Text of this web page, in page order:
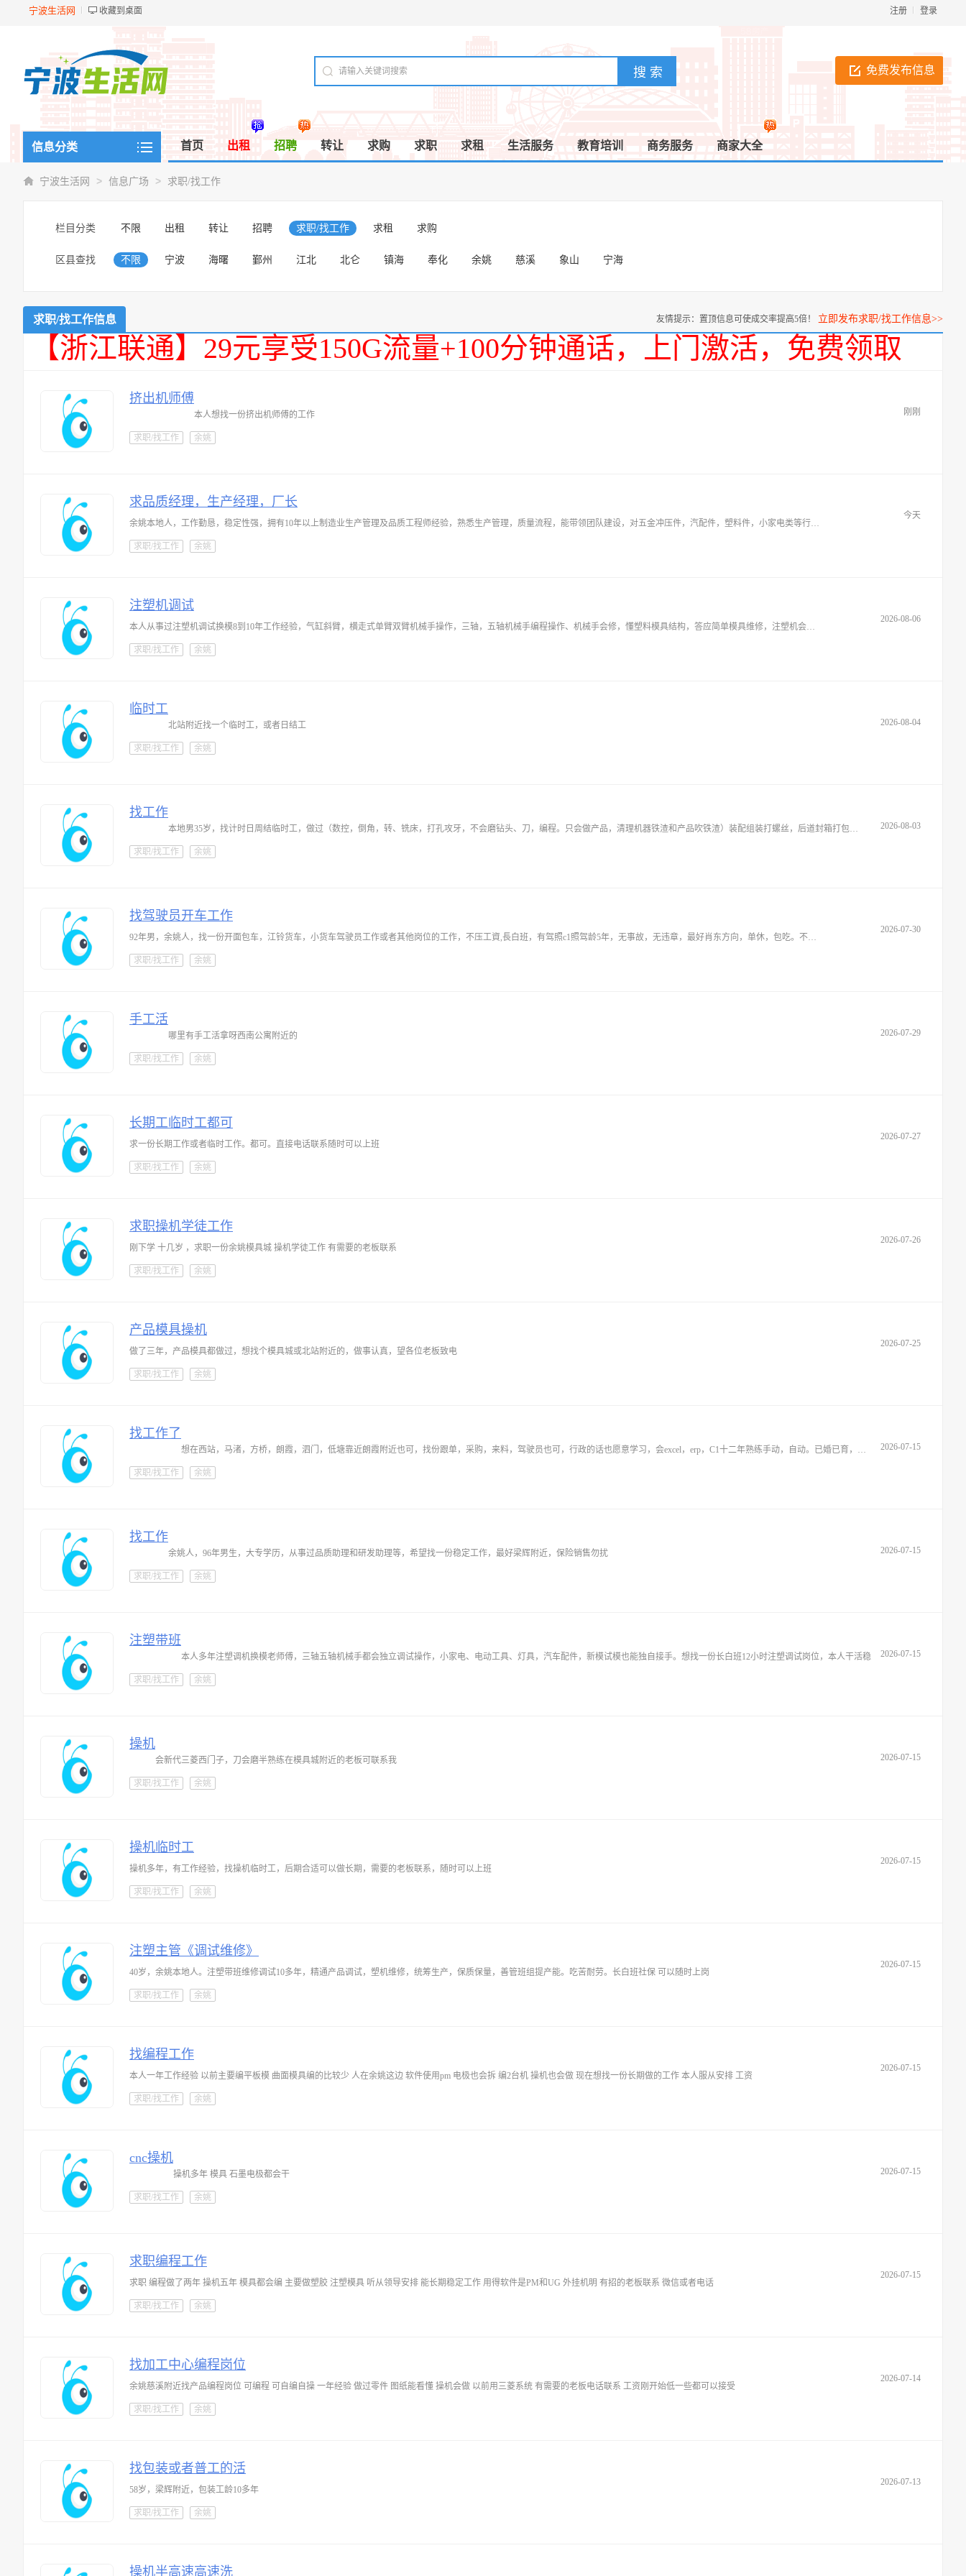
宁波生活网 收藏到桌面 登录
注册
免费发布信息
信息分类 首页 出租 招聘 转让 求购 求职 求租 生活服务 教育培训 商务服务 商家大全
宁波生活网 > 信息广场 > 求职/找工作
栏目分类 不限 出租 转让 招聘 求职/找工作 求租 求购
区县查找 不限 宁波 海曙 鄞州 江北 北仑 镇海 奉化 余姚 慈溪 象山 宁海
求职/找工作信息 友情提示：置顶信息可使成交率提高5倍！ 立即发布求职/找工作信息>>
【浙江联通】29元享受150G流量+100分钟通话，上门激活，免费领取
刚刚
挤出机师傅
本人想找一份挤出机师傅的工作
求职/找工作 余姚
今天
求品质经理，生产经理，厂长
余姚本地人，工作勤恳，稳定性强，拥有10年以上制造业生产管理及品质工程师经验，熟悉生产管理，质量流程，能带领团队建设，对五金冲压件，汽配件，塑料件，小家电类等行业比较精通，
求职/找工作 余姚
2026-08-06
注塑机调试
本人从事过注塑机调试换模8到10年工作经验，气缸斜臂，横走式单臂双臂机械手操作，三轴，五轴机械手编程操作、机械手会修，懂塑料模具结构，答应简单模具维修，注塑机会修，调试
求职/找工作 余姚
2026-08-04
临时工
北站附近找一个临时工，或者日结工
求职/找工作 余姚
2026-08-03
找工作
本地男35岁，找计时日周结临时工，做过（数控，倒角，转、铣床，打孔攻牙，不会磨钻头、刀，编程。只会做产品，清理机器铁渣和产品吹铁渣）装配组装打螺丝，后道封箱打包。注、吹塑懂质
求职/找工作 余姚
2026-07-30
找驾驶员开车工作
92年男，余姚人，找一份开面包车，江铃货车，小货车驾驶员工作或者其他岗位的工作，不压工資,長白班，有驾照c1照驾龄5年，无事故，无违章，最好肖东方向，单休，包吃。不需要交社保，微联
求职/找工作 余姚
2026-07-29
手工活
哪里有手工活拿呀西南公寓附近的
求职/找工作 余姚
2026-07-27
长期工临时工都可
求一份长期工作或者临时工作。都可。直接电话联系随时可以上班
求职/找工作 余姚
2026-07-26
求职操机学徒工作
刚下学 十几岁 ，求职一份余姚模具城 操机学徒工作 有需要的老板联系
求职/找工作 余姚
2026-07-25
产品模具操机
做了三年，产品模具都做过，想找个模具城或北站附近的，做事认真，望各位老板致电
求职/找工作 余姚
2026-07-15
找工作了
想在西站，马渚，方桥，朗霞，泗门，低塘靠近朗霞附近也可，找份跟单，采购，来料，驾驶员也可，行政的话也愿意学习，会excel，erp，C1十二年熟练手动，自动。已婚已育，能看懂基础图纸，经常跑外
求职/找工作 余姚
2026-07-15
找工作
余姚人，96年男生，大专学历，从事过品质助理和研发助理等，希望找一份稳定工作，最好梁辉附近，保险销售勿扰
求职/找工作 余姚
2026-07-15
注塑带班
本人多年注塑调机换模老师傅，三轴五轴机械手都会独立调试操作，小家电、电动工具、灯具，汽车配件，新模试模也能独自接手。想找一份长白班12小时注塑调试岗位，本人干活稳
求职/找工作 余姚
2026-07-15
操机
会新代三菱西门子，刀会磨半熟练在模具城附近的老板可联系我
求职/找工作 余姚
2026-07-15
操机临时工
操机多年，有工作经验，找操机临时工，后期合适可以做长期，需要的老板联系，随时可以上班
求职/找工作 余姚
2026-07-15
注塑主管《调试维修》
40岁，余姚本地人。注塑带班维修调试10多年，精通产品调试，塑机维修，统筹生产，保质保量，善管班组提产能。吃苦耐劳。长白班社保 可以随时上岗
求职/找工作 余姚
2026-07-15
找编程工作
本人一年工作经验 以前主要编平板模 曲面模具编的比较少 人在余姚这边 软件使用pm 电极也会拆 编2台机 操机也会做 现在想找一份长期做的工作 本人服从安排 工资
求职/找工作 余姚
2026-07-15
cnc操机
操机多年 模具 石墨电极都会干
求职/找工作 余姚
2026-07-15
求职编程工作
求职 编程做了两年 操机五年 模具都会编 主要做塑胶 注塑模具 听从领导安排 能长期稳定工作 用得软件是PM和UG 外挂机明 有招的老板联系 微信或者电话
求职/找工作 余姚
2026-07-14
找加工中心编程岗位
余姚慈溪附近找产品编程岗位 可编程 可自编自操 一年经验 做过零件 图纸能看懂 操机会做 以前用三菱系统 有需要的老板电话联系 工资刚开始低一些都可以接受
求职/找工作 余姚
2026-07-13
找包装或者普工的活
58岁，梁辉附近，包装工龄10多年
求职/找工作 余姚
操机半高速高速洗